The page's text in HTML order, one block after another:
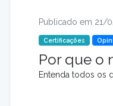
Publicado em 21/
Certificações
Por que o
Entenda todos os